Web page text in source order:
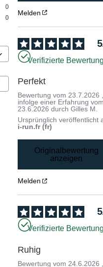
0
0
Melden
5
Verifizierte
Perfekt
Bewertung vom 23.7.2026
infolge einer Erfahrung
23.6.2026 durchGilles M.
Ursprünglich veröffentlicht
i-run.fr (fr)
Originalbewertung
anzeigen
Melden
5
Verifizierte
Ruhig
Bewertung vom 24.6.2026